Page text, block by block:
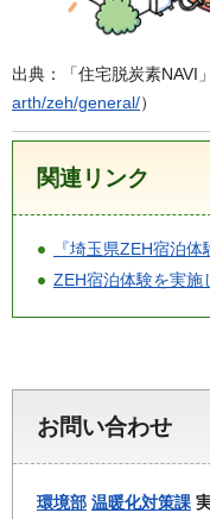
出典：「住宅脱炭素NAVI
arth/zeh/general/）
関連リンク
『埼玉県ZEH宿泊
ZEH宿泊体験を実施
お問い合わせ
環境部 温暖化対策課